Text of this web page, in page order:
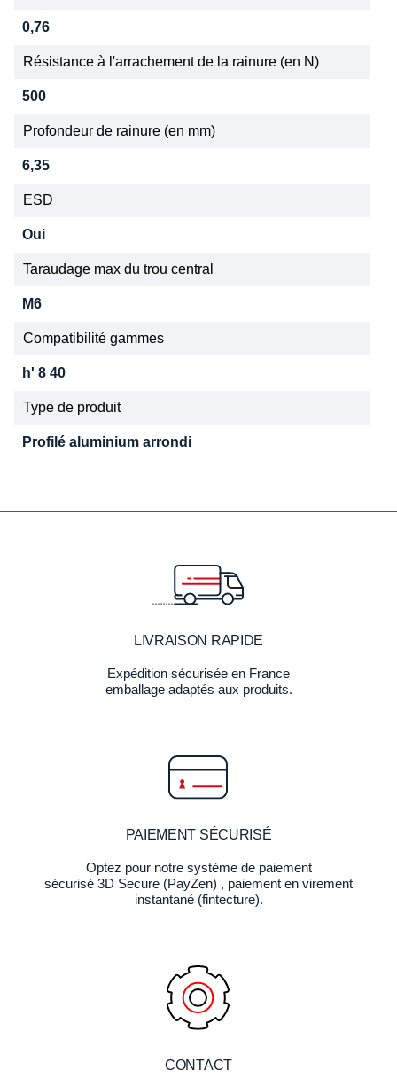
0,76
Résistance à l'arrachement de la rainure (en N)
500
Profondeur de rainure (en mm)
6,35
ESD
Oui
Taraudage max du trou central
M6
Compatibilité gammes
h' 8 40
Type de produit
Profilé aluminium arrondi
LIVRAISON RAPIDE
Expédition sécurisée en France
emballage adaptés aux produits.
PAIEMENT SÉCURISÉ
Optez pour notre système de paiement
sécurisé 3D Secure (PayZen) , paiement en virement
instantané (fintecture).
CONTACT